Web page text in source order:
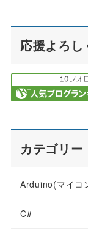
応援よろし
カテゴリー
Arduino(マイコ
C#